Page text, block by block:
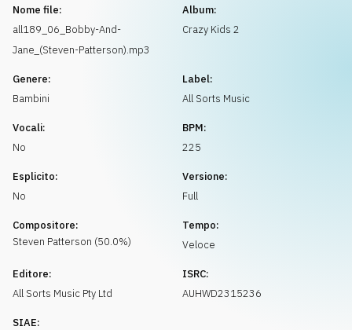
Nome file:
all189_06_Bobby-And-
Jane_(Steven-Patterson).mp3
Album:
Crazy Kids 2
Genere:
Bambini
Label:
All Sorts Music
Vocali:
No
BPM:
225
Esplicito:
No
Versione:
Full
Compositore:
Steven Patterson (50.0%)
Tempo:
Veloce
Editore:
All Sorts Music Pty Ltd
ISRC:
AUHWD2315236
SIAE: